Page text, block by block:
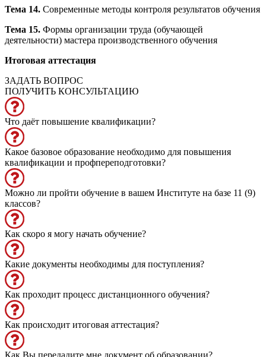
Тема 14. Современные методы контроля результатов обучения
Тема 15. Формы организации труда (обучающей
деятельности) мастера производственного обучения
Итоговая аттестация
ЗАДАТЬ ВОПРОС
ПОЛУЧИТЬ КОНСУЛЬТАЦИЮ
Что даёт повышение квалификации?
Какое базовое образование необходимо для повышения
квалификации и профпереподготовки?
Можно ли пройти обучение в вашем Институте на базе 11 (9)
классов?
Как скоро я могу начать обучение?
Какие документы необходимы для поступления?
Как проходит процесс дистанционного обучения?
Как происходит итоговая аттестация?
Как Вы передадите мне документ об образовании?